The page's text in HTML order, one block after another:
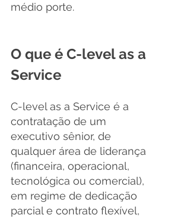
médio porte.
O que é C-level as a
Service
C-level as a Service é a
contratação de um
executivo sênior, de
qualquer área de liderança
(financeira, operacional,
tecnológica ou comercial),
em regime de dedicação
parcial e contrato flexível,